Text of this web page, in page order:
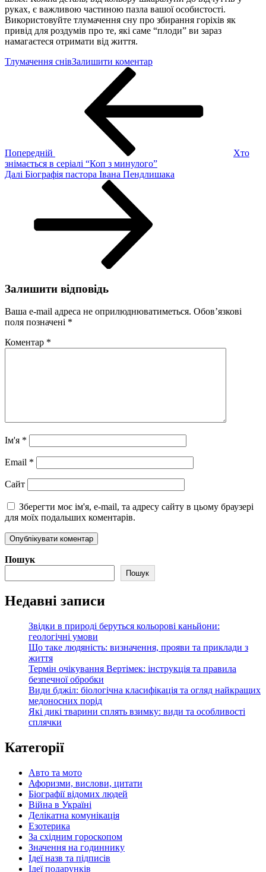
руках, є важливою частиною пазла вашої особистості.
Використовуйте тлумачення сну про збирання горіхів як
привід для роздумів про те, які саме “плоди” ви зараз
намагаєтеся отримати від життя.
Тлумачення снівЗалишити коментардо
збирати
Попередній
Хто
знімається в серіалі “Коп з минулого”
Наступний
Далі Біографія пастора Івана Пендлишака
Залишити відповідь
Ваша e-mail адреса не оприлюднюватиметься. Обов’язкові
поля позначені *
Коментар *
Ім'я *
Email *
Сайт
Зберегти моє ім'я, e-mail, та адресу сайту в цьому браузері
для моїх подальших коментарів.
Пошук
Пошук
Недавні записи
Звідки в природі беруться кольорові каньйони:
геологічні умови
Що таке людяність: визначення, прояви та приклади з
життя
Термін очікування Вертімек: інструкція та правила
безпечної обробки
Види бджіл: біологічна класифікація та огляд найкращих
медоносних порід
Які дикі тварини сплять взимку: види та особливості
сплячки
Категорії
Авто та мото
Афоризми, вислови, цитати
Біографії відомих людей
Війна в Україні
Делікатна комунікація
Езотерика
За східним гороскопом
Значення на годиннику
Ідеї назв та підписів
Ідеї подарунків